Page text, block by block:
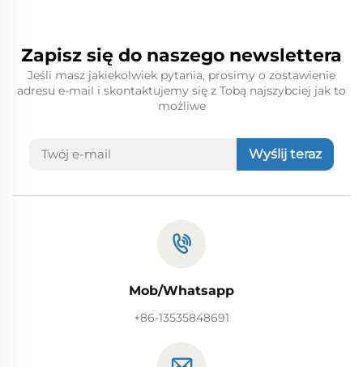
Zapisz się do naszego newslettera
Jeśli masz jakiekolwiek pytania, prosimy o zostawienie
adresu e-mail i skontaktujemy się z Tobą najszybciej jak to
możliwe
Wyślij teraz
Mob/Whatsapp
+86-13535848691